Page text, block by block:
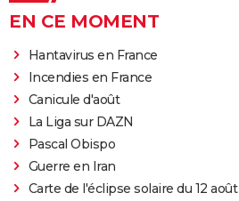
EN CE MOMENT
Hantavirus en France
Incendies en France
Canicule d'août
La Liga sur DAZN
Pascal Obispo
Guerre en Iran
Carte de l'éclipse solaire du 12 août